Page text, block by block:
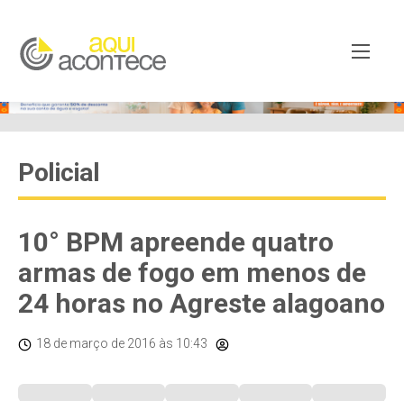
Policial
10° BPM apreende quatro
armas de fogo em menos de
24 horas no Agreste alagoano
18 de março de 2016 às 10:43